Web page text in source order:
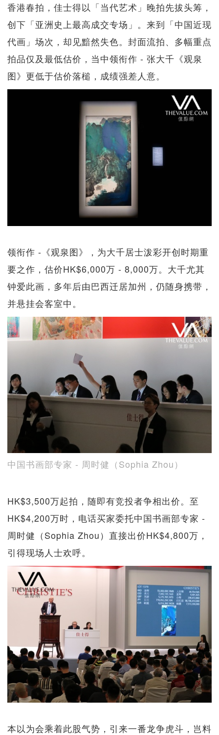
香港春拍，佳士得以「当代艺术」晚拍先拔头筹，
创下「亚洲史上最高成交专场」。来到「中国近现
代画」场次，却见黯然失色。封面流拍、多幅重点
拍品仅及最低估价，当中领衔作 - 张大千《观泉
图》更低于估价落槌，成绩强差人意。
领衔作 -《观泉图》，为大千居士泼彩开创时期重
要之作，估价HK$6,000万 - 8,000万。大千尤其
钟爱此画，多年后由巴西迁居加州，仍随身携带，
并悬挂会客室中。
中国书画部专家 - 周时健（Sophia Zhou）
HK$3,500万起拍，随即有竞投者争相出价。至
HK$4,200万时，电话买家委托中国书画部专家 -
周时健（Sophia Zhou）直接出价HK$4,800万，
引得现场人士欢呼。
本以为会乘着此股气势，引来一番龙争虎斗，岂料